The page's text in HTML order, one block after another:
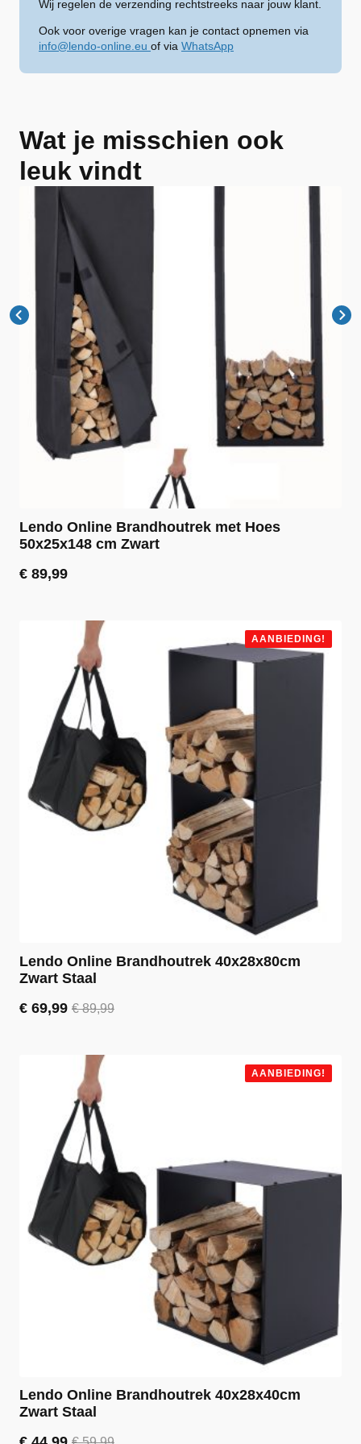
Wij regelen de verzending rechtstreeks naar jouw klant.
Ook voor overige vragen kan je contact opnemen via
info@lendo-online.eu of via WhatsApp
Wat je misschien ook
leuk vindt
Lendo Online Brandhoutrek met Hoes
50x25x148 cm Zwart
€ 89,99
AANBIEDING!
Lendo Online Brandhoutrek 40x28x80cm
Zwart Staal
€89,99
Oorspronkelijke
€ 69,99
Huidige
AANBIEDING!
Lendo Online Brandhoutrek 40x28x40cm
Zwart Staal